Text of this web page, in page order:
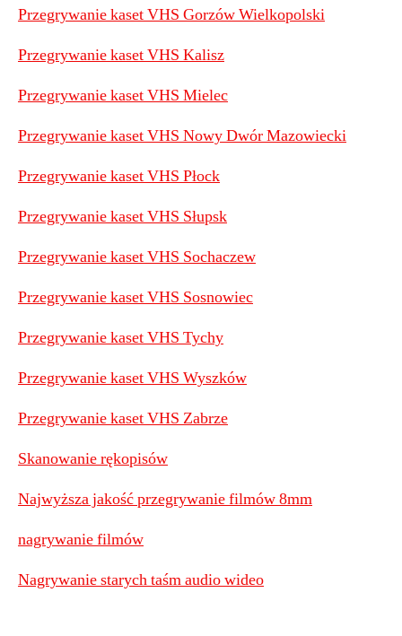
Przegrywanie kaset VHS Gorzów Wielkopolski
Przegrywanie kaset VHS Kalisz
Przegrywanie kaset VHS Mielec
Przegrywanie kaset VHS Nowy Dwór Mazowiecki
Przegrywanie kaset VHS Płock
Przegrywanie kaset VHS Słupsk
Przegrywanie kaset VHS Sochaczew
Przegrywanie kaset VHS Sosnowiec
Przegrywanie kaset VHS Tychy
Przegrywanie kaset VHS Wyszków
Przegrywanie kaset VHS Zabrze
Skanowanie rękopisów
Najwyższa jakość przegrywanie filmów 8mm
nagrywanie filmów
Nagrywanie starych taśm audio wideo